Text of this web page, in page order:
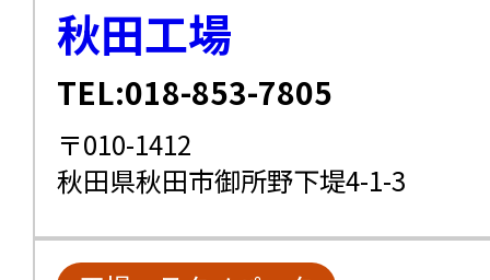
秋田工場
TEL:018-853-7805
〒010-1412
秋田県秋田市御所野下堤4-1-3